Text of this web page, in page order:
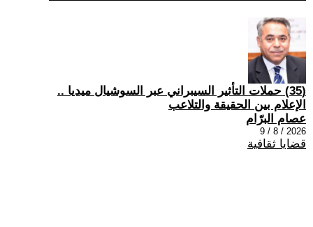
(35) حملات التأثير السيبراني عبر السوشيال ميديا ..
الإعلام بين الحقيقة والتلاعب
عصام البرّام
2026 / 8 / 9
قضايا ثقافية